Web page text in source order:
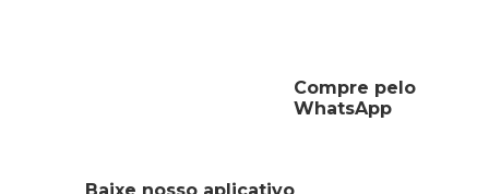
Compre pelo
WhatsApp